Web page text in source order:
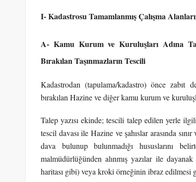
I- Kadastrosu Tamamlanmış Çalışma
A- Kamu Kurum ve Kuruluşları Adına
Bırakılan Taşınmazların Tescili
Kadastrodan (tapulama/kadastro) önce zabıt
bırakılan Hazine ve diğer kamu kurum ve
Talep yazısı ekinde; tescili talep edilen yerle
tescil davası ile Hazine ve şahıslar arasında
dava bulunup bulunmadığı hususlarını
malmüdürlüğünden alınmış yazılar ile
haritası gibi) veya kroki örneğinin ibraz edilmesi